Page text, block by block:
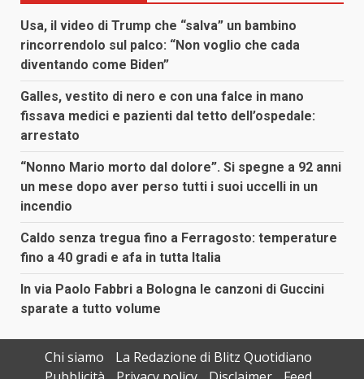
Usa, il video di Trump che “salva” un bambino
rincorrendolo sul palco: “Non voglio che cada
diventando come Biden”
Galles, vestito di nero e con una falce in mano
fissava medici e pazienti dal tetto dell’ospedale:
arrestato
“Nonno Mario morto dal dolore”. Si spegne a 92 anni
un mese dopo aver perso tutti i suoi uccelli in un
incendio
Caldo senza tregua fino a Ferragosto: temperature
fino a 40 gradi e afa in tutta Italia
In via Paolo Fabbri a Bologna le canzoni di Guccini
sparate a tutto volume
Chi siamo
La Redazione di Blitz Quotidiano